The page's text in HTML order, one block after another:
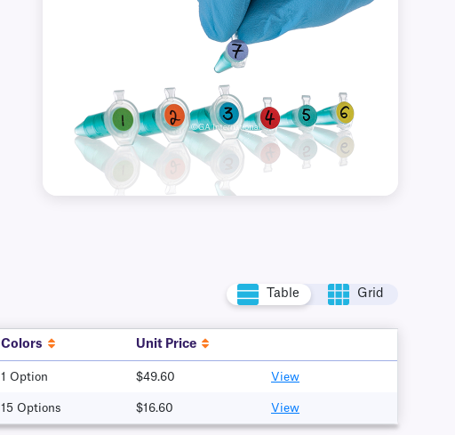
Table Grid
Colors Unit Price
1 Option $49.60 View
15 Options $16.60 View